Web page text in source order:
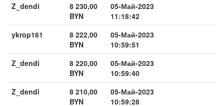
Z_dendi
8 230,00
BYN
05-Май-2023
11:18:42
ykrop161
8 222,00
BYN
05-Май-2023
10:59:51
Z_dendi
8 220,00
BYN
05-Май-2023
10:59:40
Z_dendi
8 210,00
BYN
05-Май-2023
10:59:28